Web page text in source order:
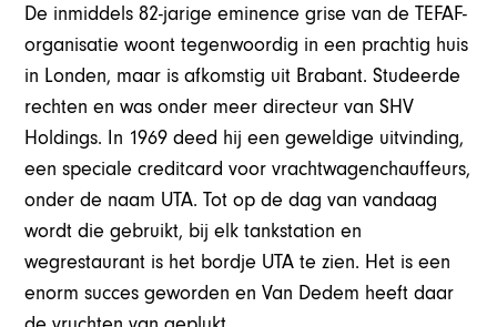
De inmiddels 82-jarige eminence grise van de TEFAF-
organisatie woont tegenwoordig in een prachtig huis
in Londen, maar is afkomstig uit Brabant. Studeerde
rechten en was onder meer directeur van SHV
Holdings. In 1969 deed hij een geweldige uitvinding,
een speciale creditcard voor vrachtwagenchauffeurs,
onder de naam UTA. Tot op de dag van vandaag
wordt die gebruikt, bij elk tankstation en
wegrestaurant is het bordje UTA te zien. Het is een
enorm succes geworden en Van Dedem heeft daar